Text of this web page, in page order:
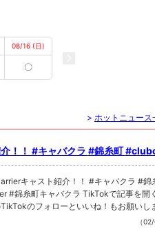
08/16 (日)
〇
> ホットニュース
クラ #錦糸町 #clubcarrier
ャスト紹介！！ #キャバクラ #錦糸町 #clu
くClub ca
のフォローといいね！もお願い
（